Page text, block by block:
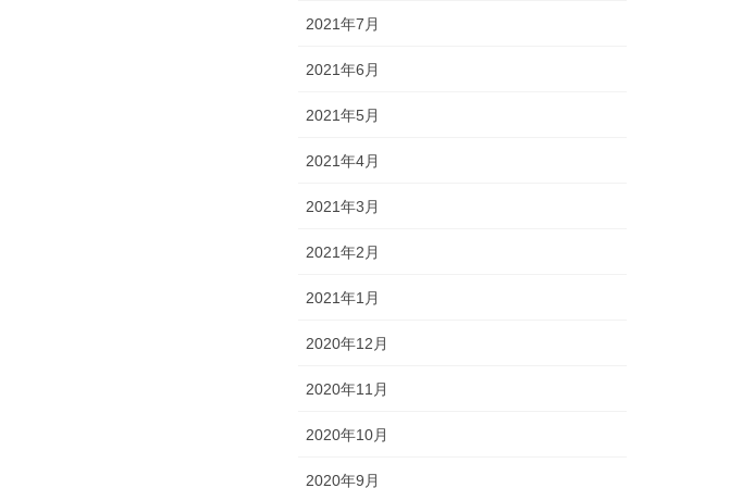
2021年7月
2021年6月
2021年5月
2021年4月
2021年3月
2021年2月
2021年1月
2020年12月
2020年11月
2020年10月
2020年9月